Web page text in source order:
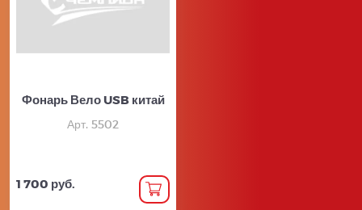
Фонарь Вело USB китай
Арт. 5502
1 700 руб.